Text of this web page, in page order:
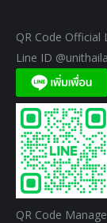
QR Code Official
Line ID
QR Code